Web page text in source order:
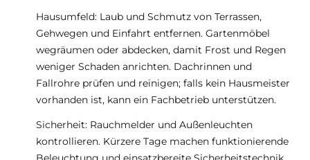
Hausumfeld: Laub und Schmutz von Terrassen,
Gehwegen und Einfahrt entfernen. Gartenmöbel
wegräumen oder abdecken, damit Frost und Regen
weniger Schaden anrichten. Dachrinnen und
Fallrohre prüfen und reinigen; falls kein Hausmeister
vorhanden ist, kann ein Fachbetrieb unterstützen.
Sicherheit: Rauchmelder und Außenleuchten
kontrollieren. Kürzere Tage machen funktionierende